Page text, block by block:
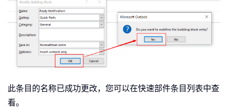
此条目的名称已成功更改，您可以在快速部件条目列表中查
看。